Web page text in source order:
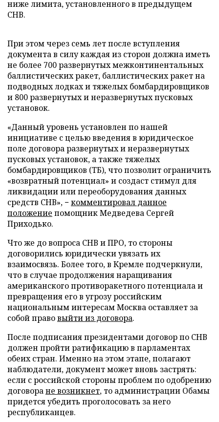
ниже лимита, установленного в предыдущем
СНВ.
При этом через семь лет после вступления
документа в силу каждая из сторон должна иметь
не более 700 развернутых межконтинентальных
баллистических ракет, баллистических ракет на
подводных лодках и тяжелых бомбардировщиков
и 800 развернутых и неразвернутых пусковых
установок.
«Данный уровень установлен по нашей
инициативе с целью введения в юридическое
поле договора развернутых и неразвернутых
пусковых установок, а также тяжелых
бомбардировщиков (ТБ), что позволит ограничить
«возвратный потенциал» и создаст стимул для
ликвидации или переоборудования данных
средств СНВ», −комментировал данное
положение помощник Медведева Сергей
Приходько.
Что же до вопроса СНВ и ПРО, то стороны
договорились юридически увязать их
взаимосвязь. Более того, в Кремле подчеркнули,
что в случае продолжения наращивания
американского противоракетного потенциала и
превращения его в угрозу российским
национальным интересам Москва оставляет за
собой правовыйти из договора.
После подписания президентами договор по СНВ
должен пройти ратификацию в парламентах
обеих стран. Именно на этом этапе, полагают
наблюдатели, документ может вновь застрять:
если с российской стороны проблем по одобрению
договоране возникнет, то администрации Обамы
придется убедить проголосовать за него
республиканцев.